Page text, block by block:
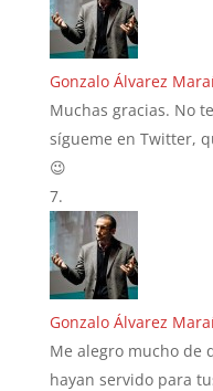
Gonzalo Álvarez
Muchas gracias. No
sígueme en Twitter,
😉
Gonzalo Álvarez
Me alegro mucho de
hayan servido para